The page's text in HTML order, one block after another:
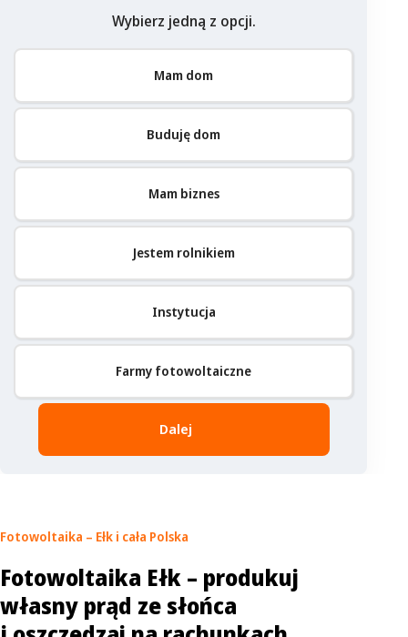
Wybierz jedną z opcji.
Mam dom
Buduję dom
Mam biznes
Jestem rolnikiem
Instytucja
Farmy fotowoltaiczne
Dalej
Fotowoltaika – Ełk i cała Polska
Fotowoltaika Ełk – produkuj
własny prąd ze słońca